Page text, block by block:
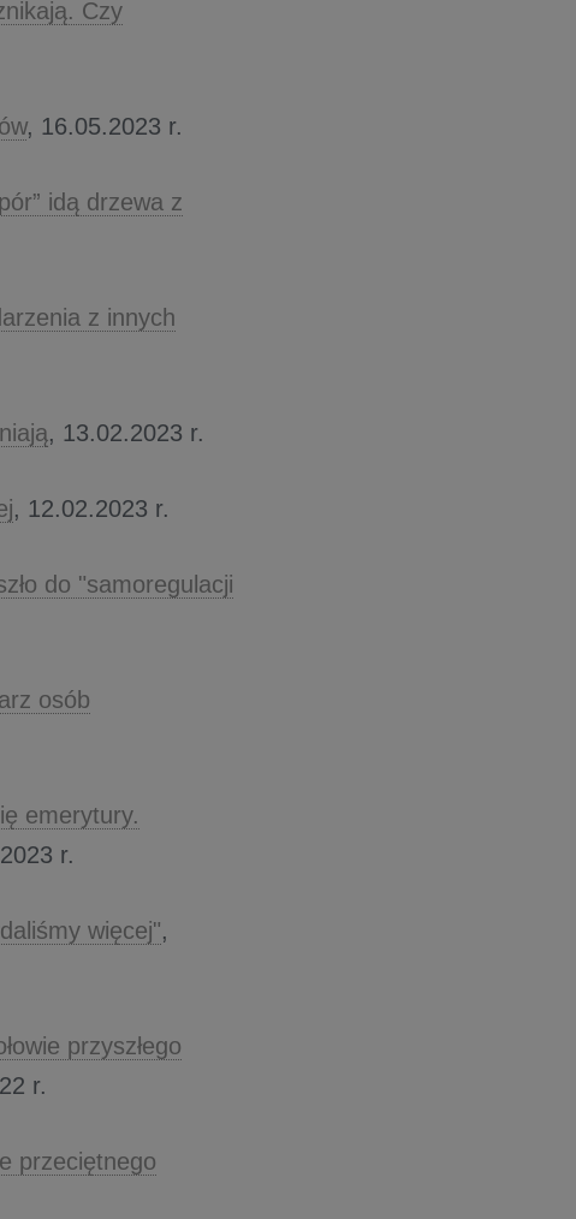
Czy
, 16.05.2023 r.
idą drzewa z
z innych
, 13.02.2023 r.
, 12.02.2023 r.
do "samoregulacji
osób
emerytury.
r.
więcej",
przyszłego
r.
przeciętnego